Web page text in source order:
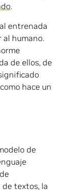
.
entrenada
al humano.
de ellos, de
hace un
de
de textos, la